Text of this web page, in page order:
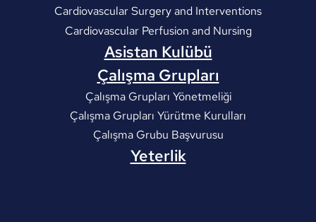
Cardiovascular Surgery and Interventions
Cardiovascular Perfusion and Nursing
Asistan Kulübü
Çalışma Grupları
Çalışma Grupları Yönetmeliği
Çalışma Grupları Yürütme Kurulları
Çalışma Grubu Başvurusu
Yeterlik